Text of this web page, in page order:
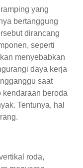
yang
bertanggung
dirancang
seperti
menyebabkan
daya kerja
saat
kendaraan beroda
Tentunya, hal
roda,